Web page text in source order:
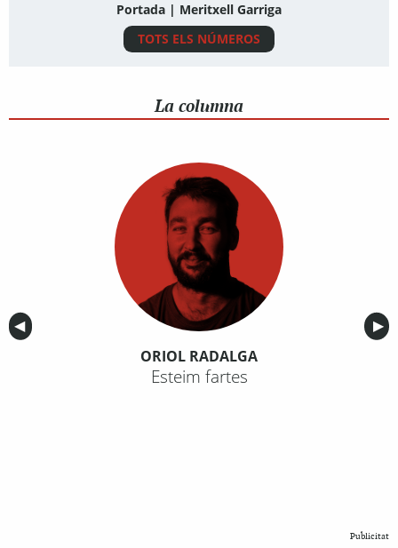
Portada | Meritxell Garriga
TOTS ELS NÚMEROS
La columna
Anterior
◀︎ ▶︎
ORIOL RADALGA
Esteim fartes
Publicitat